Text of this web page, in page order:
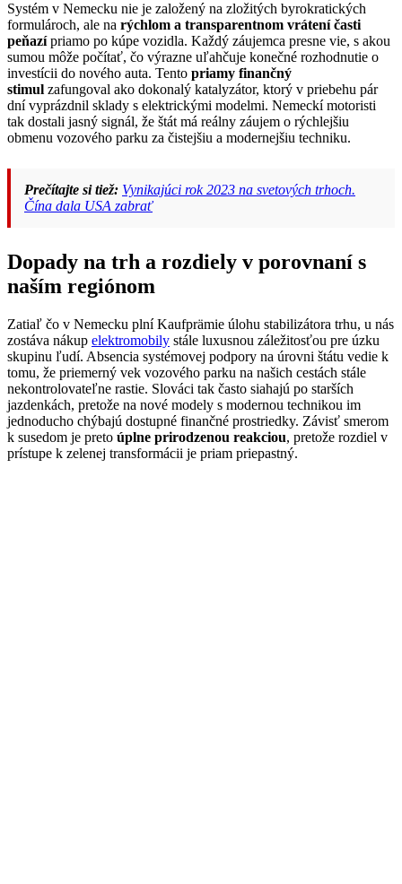
Systém v Nemecku nie je založený na zložitých byrokratických
formulároch, ale na rýchlom a transparentnom vrátení časti
peňazípriamo po kúpe vozidla. Každý záujemca presne vie, s akou
sumou môže počítať, čo výrazne uľahčuje konečné rozhodnutie o
investícii do nového auta. Tento priamy finančný
stimul zafungoval ako dokonalý katalyzátor, ktorý v priebehu pár
dní vyprázdnil sklady s elektrickými modelmi. Nemeckí motoristi
tak dostali jasný signál, že štát má reálny záujem o rýchlejšiu
obmenu vozového parku za čistejšiu a modernejšiu techniku.
Prečítajte si tiež: Vynikajúci rok 2023 na svetových trhoch.
Čína dala USA zabrať
Dopady na trh a rozdiely v porovnaní s
naším regiónom
Zatiaľ čo v Nemecku plní Kaufprämie úlohu stabilizátora trhu, u nás
zostáva nákup elektromobily stále luxusnou záležitosťou pre úzku
skupinu ľudí. Absencia systémovej podpory na úrovni štátu vedie k
tomu, že priemerný vek vozového parku na našich cestách stále
nekontrolovateľne rastie. Slováci tak často siahajú po starších
jazdenkách, pretože na nové modely s modernou technikou im
jednoducho chýbajú dostupné finančné prostriedky. Závisť smerom
k susedom je preto úplne prirodzenou reakciou, pretože rozdiel v
prístupe k zelenej transformácii je priam priepastný.